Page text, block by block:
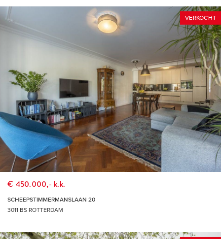
VERKOCHT
€ 450.000,- k.k.
SCHEEPSTIMMERMANSLAAN 20
3011 BS ROTTERDAM